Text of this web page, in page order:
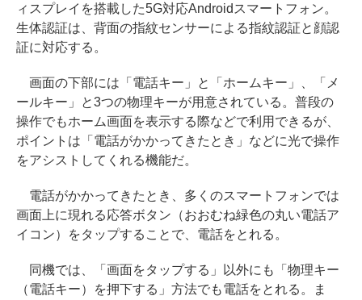
ィスプレイを搭載した5G対応Androidスマートフォン。
生体認証は、背面の指紋センサーによる指紋認証と顔認
証に対応する。
画面の下部には「電話キー」と「ホームキー」、「メ
ールキー」と3つの物理キーが用意されている。普段の
操作でもホーム画面を表示する際などで利用できるが、
ポイントは「電話がかかってきたとき」などに光で操作
をアシストしてくれる機能だ。
電話がかかってきたとき、多くのスマートフォンでは
画面上に現れる応答ボタン（おおむね緑色の丸い電話ア
イコン）をタップすることで、電話をとれる。
同機では、「画面をタップする」以外にも「物理キー
（電話キー）を押下する」方法でも電話をとれる。ま